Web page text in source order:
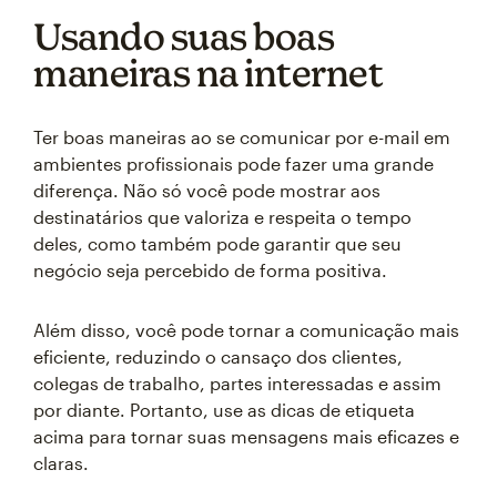
Usando suas boas
maneiras na internet
Ter boas maneiras ao se comunicar por e-mail em
ambientes profissionais pode fazer uma grande
diferença. Não só você pode mostrar aos
destinatários que valoriza e respeita o tempo
deles, como também pode garantir que seu
negócio seja percebido de forma positiva.
Além disso, você pode tornar a comunicação mais
eficiente, reduzindo o cansaço dos clientes,
colegas de trabalho, partes interessadas e assim
por diante. Portanto, use as dicas de etiqueta
acima para tornar suas mensagens mais eficazes e
claras.